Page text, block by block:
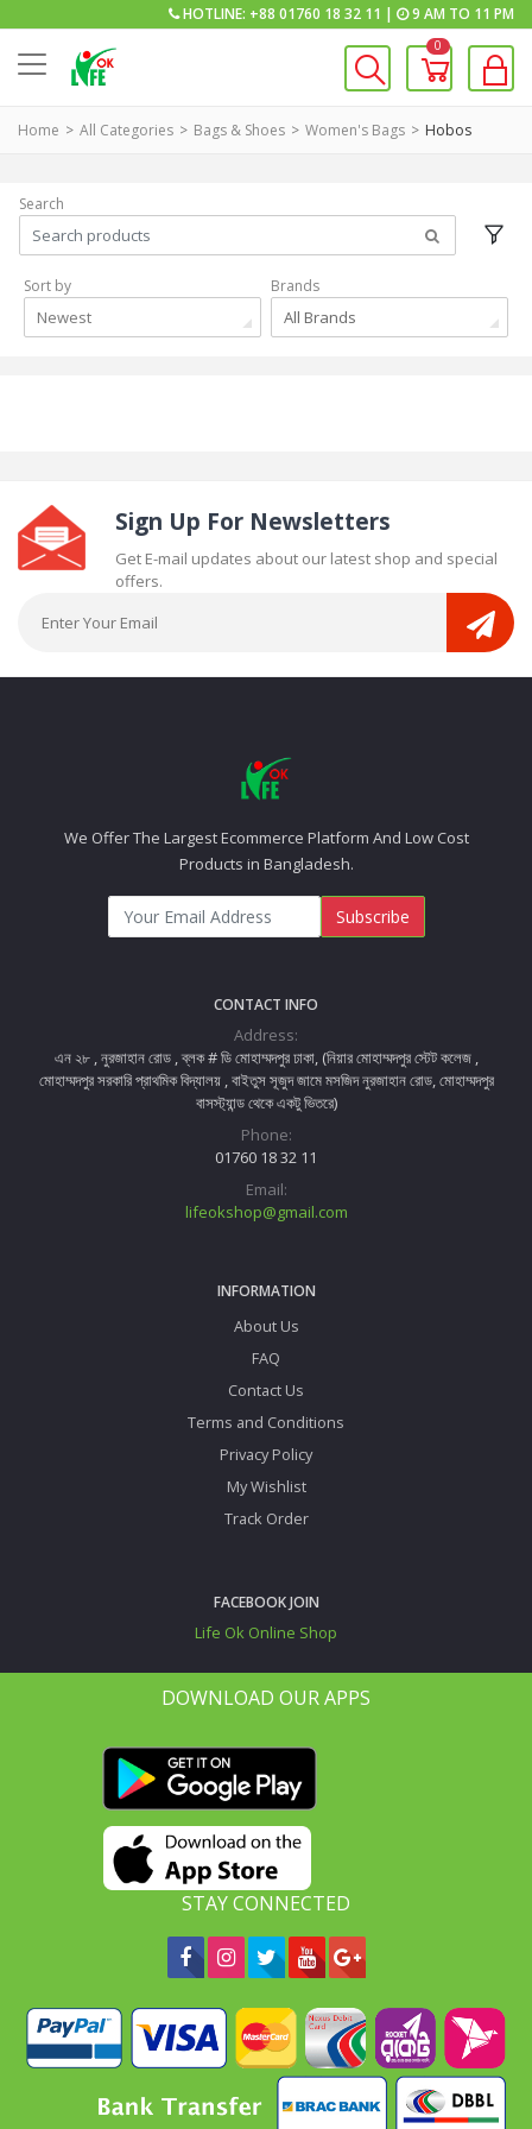
HOTLINE: +88 01760 18 32 11 | 9 AM TO 11 PM
0
Home All Categories Bags & Shoes Women's Bags Hobos
Search
Sort by
Newest
Brands
All Brands
Sign Up For Newsletters
Get E-mail updates about our latest shop and special
offers.
We Offer The Largest Ecommerce Platform And Low Cost
Products in Bangladesh.
Subscribe
CONTACT INFO
Address:
এন ২৮ , নুরজাহান রোড , ব্লক # ডি মোহাম্মদপুর ঢাকা, (নিয়ার মোহাম্মদপুর স্টেট কলেজ ,
মোহাম্মদপুর সরকারি প্রাথমিক বিদ্যালয় , বাইতুস সূজুদ জামে মসজিদ নুরজাহান রোড, মোহাম্মদপুর
বাসস্ট্যান্ড থেকে একটু ভিতরে)
Phone:
01760 18 32 11
Email:
lifeokshop@gmail.com
INFORMATION
About Us
FAQ
Contact Us
Terms and Conditions
Privacy Policy
My Wishlist
Track Order
FACEBOOK JOIN
Life Ok Online Shop
DOWNLOAD OUR APPS
STAY CONNECTED